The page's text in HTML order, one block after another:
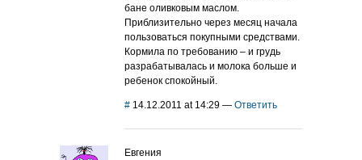
бане оливковым маслом.
Приблизительно через месяц начала
пользоваться покупными средствами.
Кормила по требованию – и грудь
разрабатывалась и молока больше и
ребенок спокойный.
# 14.12.2011 at 14:29 — Ответить
Евгения